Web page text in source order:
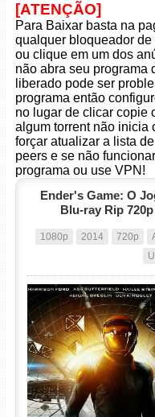
[ATENÇÃO]
Para Baixar basta na
qualquer bloqueador
ou clique em um dos
não abra seu programa
liberado pode ser
programa então
no lugar de clicar copie
algum torrent não inicia
forçar atualizar a lista
peers e se não
programa ou use VPN!
Ender's Game: O
Blu-ray Rip
1080p 2014 720p